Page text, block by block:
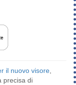
il nuovo visore,
precisa di